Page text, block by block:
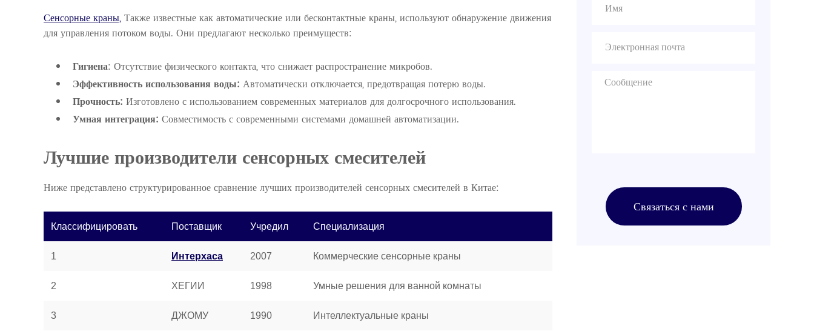
Сенсорные краны,Также известные как автоматические или бесконтактные краны, используют обнаружение движения
для управления потоком воды. Они предлагают несколько преимуществ:
Гигиена: Отсутствие физического контакта, что снижает распространение микробов.
Эффективность использования воды: Автоматически отключается, предотвращая потерю воды.
Прочность: Изготовлено с использованием современных материалов для долгосрочного использования.
Умная интеграция: Совместимость с современными системами домашней автоматизации.
Лучшие производители сенсорных смесителей
Ниже представлено структурированное сравнение лучших производителей сенсорных смесителей в Китае:
Классифицировать Поставщик Учредил Специализация
1 Интерхаса 2007 Коммерческие сенсорные краны
2 ХЕГИИ 1998 Умные решения для ванной комнаты
3 ДЖОМУ 1990 Интеллектуальные краны
Связаться с нами